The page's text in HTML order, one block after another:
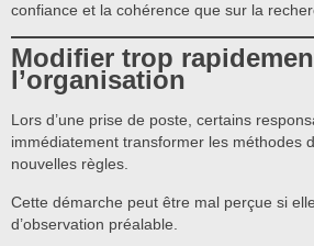
confiance et la cohérence que sur la
Modifier trop
l’organisation
Lors d’une prise de poste, certains
immédiatement transformer les méthodes
nouvelles règles.
Cette démarche peut être mal perçue si
d’observation préalable.